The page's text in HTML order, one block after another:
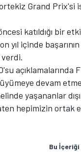
Grand Prix'si
katıldığı bir
yıl içinde
verdi.
devam
yaşananlar
hepimizin ortak
Bu İçeriği